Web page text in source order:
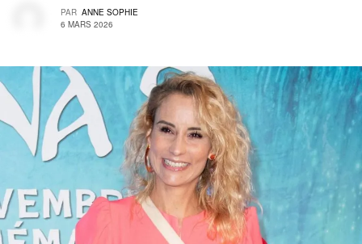
PAR ANNE SOPHIE
6 MARS 2026